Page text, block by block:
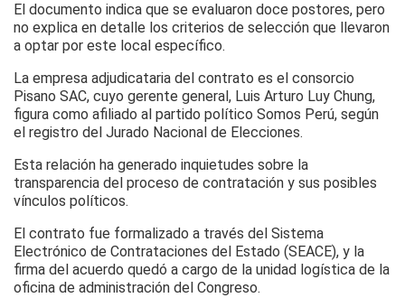
El documento indica que se evaluaron doce postores, pero
no explica en detalle los criterios de selección que llevaron
a optar por este local específico.
La empresa adjudicataria del contrato es el consorcio
Pisano SAC, cuyo gerente general, Luis Arturo Luy Chung,
figura como afiliado al partido político Somos Perú, según
el registro del Jurado Nacional de Elecciones.
Esta relación ha generado inquietudes sobre la
transparencia del proceso de contratación y sus posibles
vínculos políticos.
El contrato fue formalizado a través del Sistema
Electrónico de Contrataciones del Estado (SEACE), y la
firma del acuerdo quedó a cargo de la unidad logística de la
oficina de administración del Congreso.